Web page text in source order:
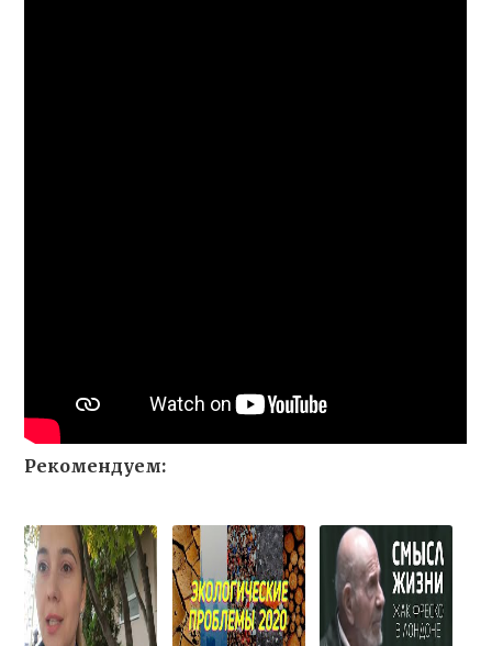
Рекомендуем: